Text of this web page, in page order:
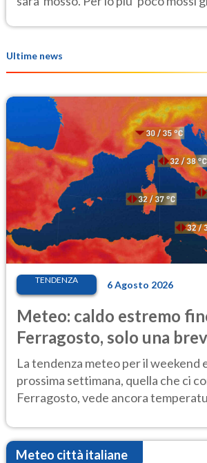
Ultime news
TENDENZA 6 Agosto 2026
Meteo: caldo estremo
Ferragosto, solo una
Ecco dove
La tendenza meteo per il weekend
prossima settimana, quella che ci
Ferragosto, vede ancora
Meteo città italiane